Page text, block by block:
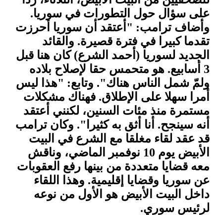
على سؤال حول التطورات في سوريا.
وأضاف ترامب: "أعتقد أن سوريا أحرزت
تقدما كبيرا في فترة قصيرة. والقائد
الجديد لسوريا (أحمد الشرع) كان هنا قبل
3 أسابيع. هو متحمس حقا لإصلاح بلاده
ولمّ شمل الناس هناك". وتابع: "هذا ليس
أمرا سهلا على الإطلاق. فهناك مشكلات
مستمرة منذ مئات السنين، لكنني أعتقد
أنه سينجح. أنا أثق به كثيرا". وكان ترامب
قد عقد لقاء مغلقا مع الشرع في البيت
الأبيض يوم 10 نوفمبر الماضي، وناقش
معه قضايا متعددة من بينها رفع العقوبات
عن سوريا وقضايا إقليمية. وهذا اللقاء
داخل البيت الأبيض هو الأول من نوعه
لرئيس سوري.